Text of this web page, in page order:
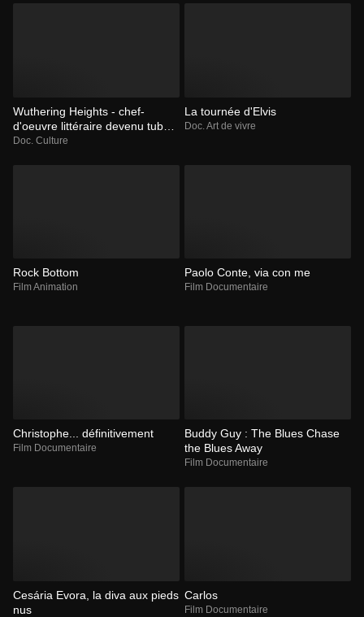
Wuthering Heights - chef-
d'oeuvre littéraire devenu tube
musical
Doc. Culture
La tournée d'Elvis
Doc. Art de vivre
Rock Bottom
Film Animation
Paolo Conte, via con me
Film Documentaire
Christophe... définitivement
Film Documentaire
Buddy Guy : The Blues Chase
the Blues Away
Film Documentaire
Cesária Evora, la diva aux pieds
nus
Carlos
Film Documentaire